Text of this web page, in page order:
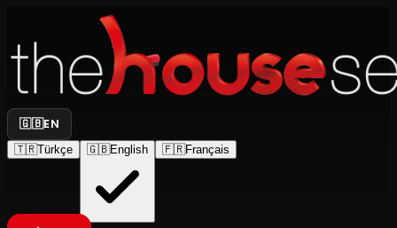
🇬🇧EN
🇹🇷Türkçe 🇬🇧English 🇫🇷Français